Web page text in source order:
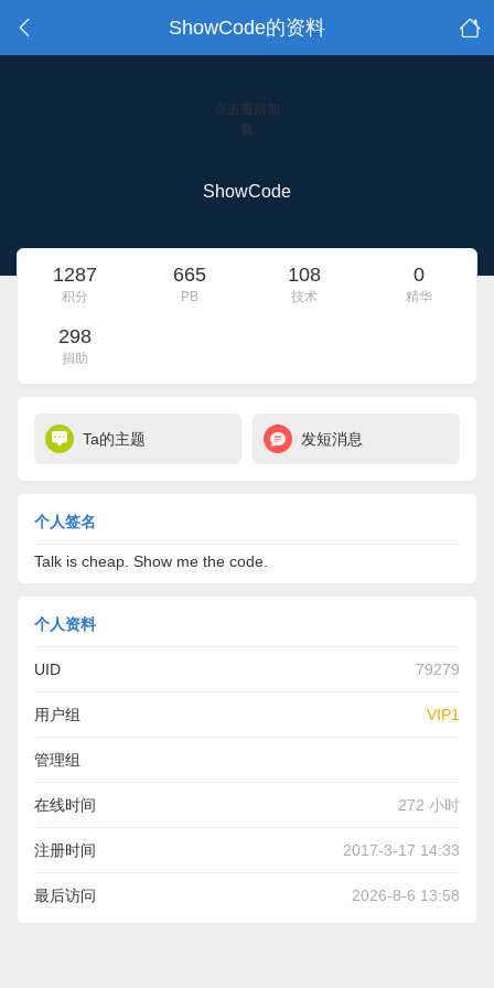
ShowCode的资料
点击重新加
载
ShowCode
1287
积分
665
PB
108
技术
0
精华
298
捐助
Ta的主题 发短消息
个人签名
Talk is cheap. Show me the code.
个人资料
UID 79279
用户组 VIP1
管理组
在线时间 272 小时
注册时间 2017-3-17 14:33
最后访问 2026-8-6 13:58